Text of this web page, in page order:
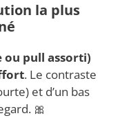
la plus
ou pull assorti)
. Le contraste
et d’un bas
🎀